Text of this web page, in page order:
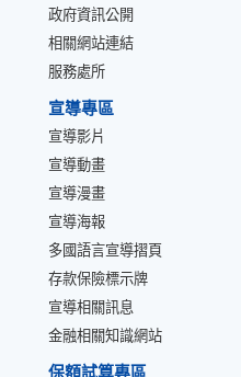
政府資訊公開
相關網站連結
服務處所
宣導專區
宣導影片
宣導動畫
宣導漫畫
宣導海報
多國語言宣導摺頁
存款保險標示牌
宣導相關訊息
金融相關知識網站
保額試算專區